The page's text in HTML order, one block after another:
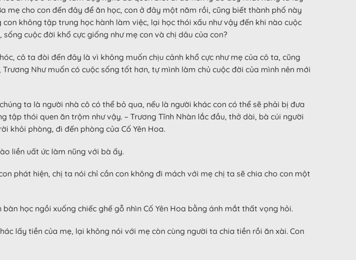
mẹ cho con đến đây để ăn học, con ở đây một năm rồi, cũng biết thành phố này
không tập trung học hành làm việc, lại học thói xấu như vậy đến khi nào cuộc
cuộc đời khổ cực giống như mẹ con và chị dâu của con?
cô ta đòi đến đây là vì không muốn chịu cảnh khổ cực như mẹ của cô ta, cũng
Như muốn có cuộc sống tốt hơn, tự mình làm chủ cuộc đời của mình nên mới
ta là người nhà cô có thể bỏ qua, nếu là người khác con có thể sẽ phải bị đưa
tập thói quen ăn trộm như vậy. – Trương Tĩnh Nhàn lắc đầu, thở dài, bà cúi người
khỏi phòng, đi đến phòng của Cố Yên Hoa.
liền uất ức làm nũng với bà ấy.
phát hiện, chị ta nói chỉ cần con không đi mách với mẹ chị ta sẽ chia cho con một
học ngồi xuống chiếc ghế gỗ nhìn Cố Yên Hoa bằng ánh mắt thất vọng hỏi.
lấy tiền của mẹ, lại không nói với mẹ còn cùng người ta chia tiền rồi ăn xài. Con